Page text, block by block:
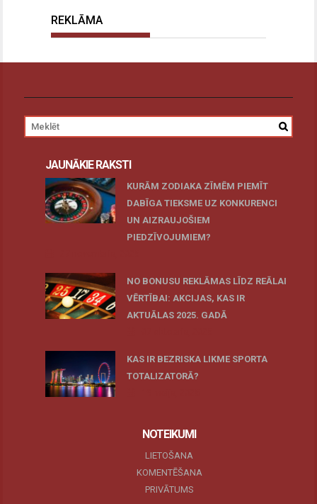
REKLĀMA
JAUNĀKIE RAKSTI
KURĀM ZODIAKA ZĪMĒM PIEMĪT
DABĪGA TIEKSME UZ KONKURENCI
UN AIZRAUJOŠIEM
PIEDZĪVOJUMIEM?
NO BONUSU REKLĀMAS LĪDZ REĀLAI
VĒRTĪBAI: AKCIJAS, KAS IR
AKTUĀLAS 2025. GADĀ
KAS IR BEZRISKA LIKME SPORTA
TOTALIZATORĀ?
NOTEIKUMI
LIETOŠANA
KOMENTĒŠANA
PRIVĀTUMS